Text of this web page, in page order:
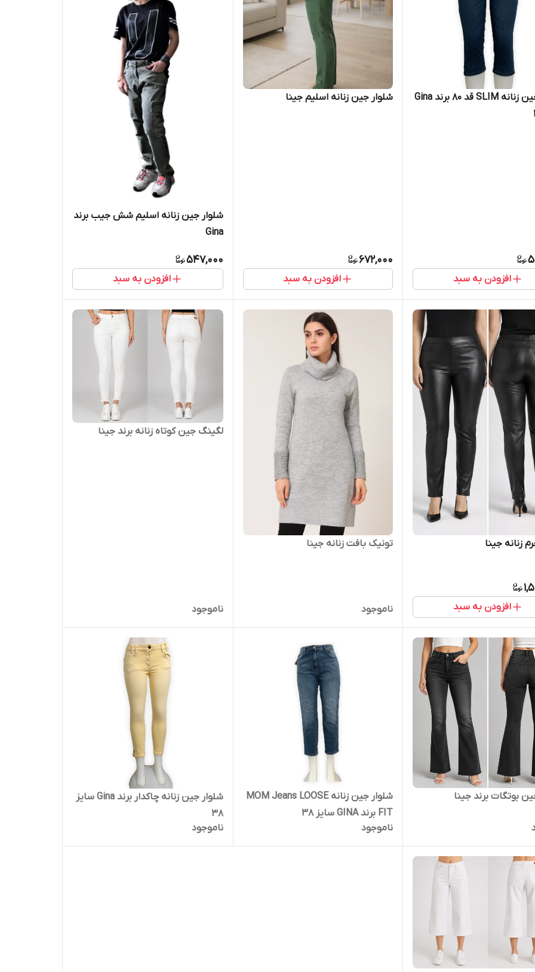
شلوار جین زنانه SLIM قد 80 برند Gina
افزودن به سبد
شلوار جین زنانه اسلیم جینا
672,000
افزودن به سبد
شلوار جین زنانه اسلیم شش جیب برند
Gina
547,000
افزودن به سبد
زنانه جینا
افزودن به سبد
تونیک بافت زنانه جینا
ناموجود
لگینگ جین کوتاه زنانه برند جینا
ناموجود
بوتگات برند جینا
شلوار جین زنانه MOM Jeans LOOSE
FIT برند GINA سایز 38
ناموجود
شلوار جین زنانه چاکدار برند Gina سایز
38
ناموجود